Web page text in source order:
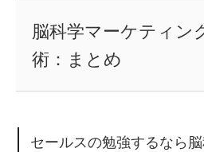
脳科学マーケティン
術：まとめ
セールスの勉強するなら